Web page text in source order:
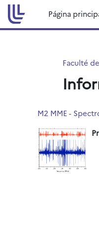
Ir para o conteúdo principal
Página
Faculté
M2 MME -